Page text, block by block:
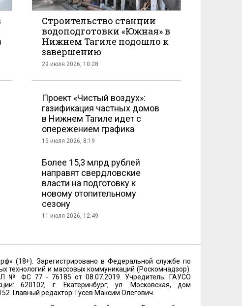
Строительство станции
водоподготовки «Южная» в
Нижнем Тагиле подошло к
завершению
29 июля 2026, 10:28
Проект «Чистый воздух»:
газификация частных домов
в Нижнем Тагиле идет с
опережением графика
15 июля 2026, 8:19
Более 15,3 млрд рублей
направят свердловские
власти на подготовку к
новому отопительному
сезону
11 июля 2026, 12:49
(18+). Зарегистрировано в Федеральной службе по
технологий и массовых коммуникаций (Роскомнадзор).
№ ФС 77 - 76185 от 08.07.2019. Учредитель: ГАУСО
620102, г. Екатеринбург, ул. Московская, дом
Главный редактор: Гусев Максим Олегович.